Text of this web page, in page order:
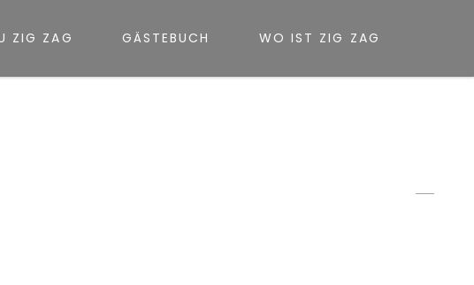
ZIG ZAG GÄSTEBUCH WO IST ZIG ZAG